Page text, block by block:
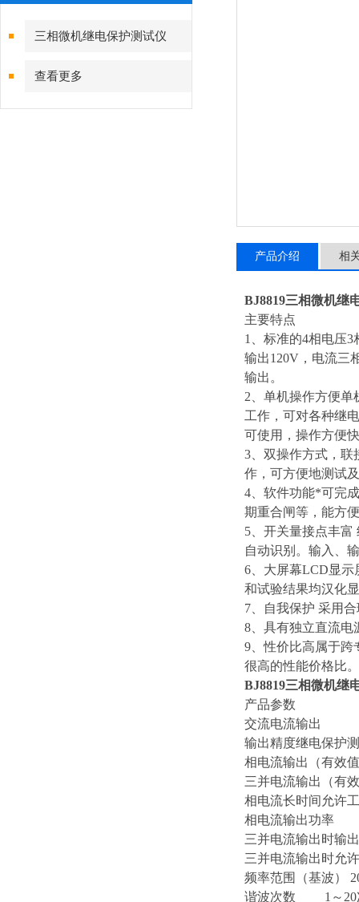
三相微机继电保护测试仪
查看更多
产品介绍 相
BJ8819三相微机继
主要特点
1、标准的4相电压
输出120V，电流三
输出。
2、单机操作方便
工作，可对各种继
可使用，操作方便
3、双操作方式，联
作，可方便地测试
4、软件功能*可完
期重合闸等，能方
5、开关量接点丰富
自动识别。输入、
6、大屏幕LCD显示
和试验结果均汉化
7、自我保护 采用
8、具有独立直流电
9、性价比高属于跨
很高的性能价格比。
BJ8819三相微机继
产品参数
交流电流输出
输出精度继电保护
相电流输出（有效
三并电流输出（有
相电流长时间允许
相电流输出功
三并电流输出时输
三并电流输出时允
频率范围（基波）
谐波次数 1～20